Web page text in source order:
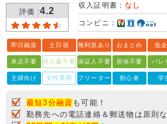
評価 :4.2
収入証明書：なし
コンビニ：
即日融資 土日祝 無利息あり おまとめ 低
来店不要 収入書不要 保証人不要 担保不要 バレ
主婦向け 女性専用 フリーター 初心者 学
最短3分融資 も可能！
勤務先への電話連絡＆郵送物は原則な